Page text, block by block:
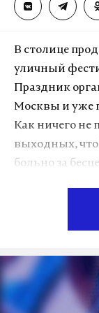
А как это
песни и
В столице
уличный
Праздник
Москвы и уже
Как ничего не
выходных,
больно за
кошек Юрий
музыкантов?